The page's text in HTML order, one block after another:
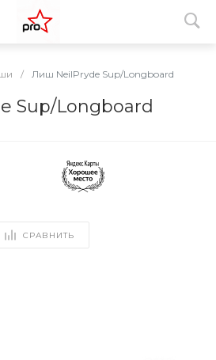
/ Лиш NeilPryde Sup/Longboard
Sup/Longboard
СРАВНИТЬ